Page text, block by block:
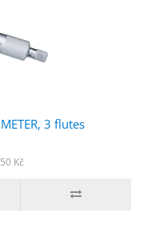
3 flutes
Kč